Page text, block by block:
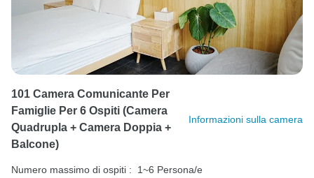
101 Camera Comunicante Per
Famiglie Per 6 Ospiti (camera
Quadrupla + Camera Doppia +
Balcone)
Informazioni sulla camera
Numero massimo di ospiti :
1~6 Persona/e